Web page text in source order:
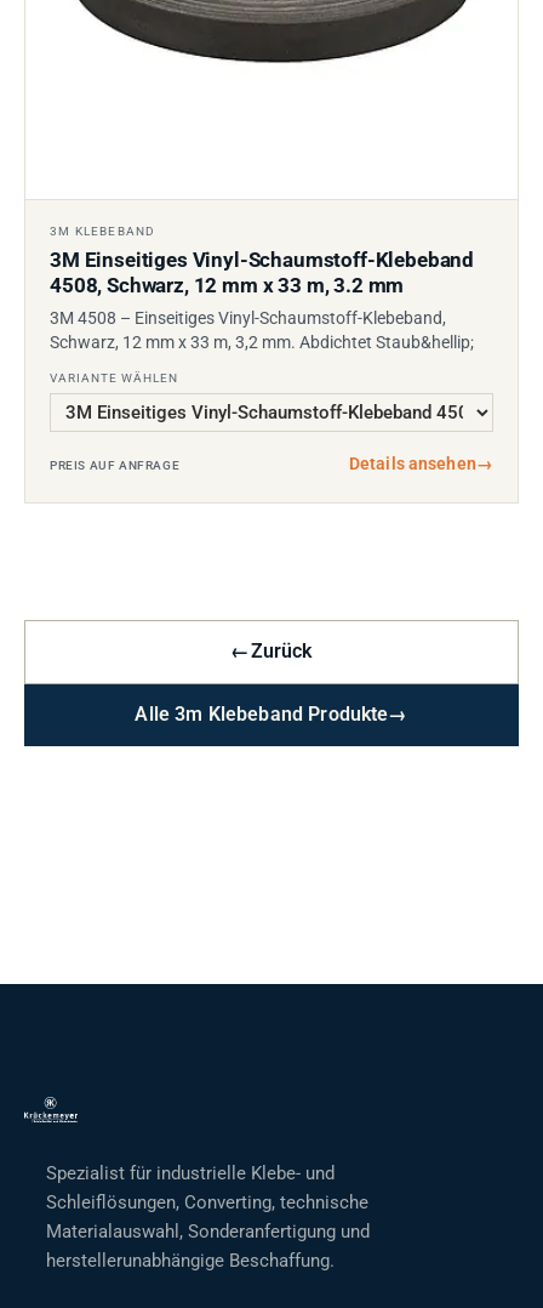
3M KLEBEBAND
3M Einseitiges Vinyl-Schaumstoff-Klebeband
4508, Schwarz, 12 mm x 33 m, 3.2 mm
3M 4508 – Einseitiges Vinyl-Schaumstoff-Klebeband,
Schwarz, 12 mm x 33 m, 3,2 mm. Abdichtet Staub&hellip;
VARIANTE WÄHLEN
PREIS AUF ANFRAGE Details ansehen→
←Zurück
Alle 3m Klebeband Produkte→
Spezialist für industrielle Klebe- und
Schleiflösungen, Converting, technische
Materialauswahl, Sonderanfertigung und
herstellerunabhängige Beschaffung.